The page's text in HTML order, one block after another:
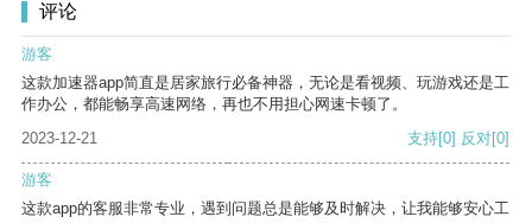
评论
游客
这款加速器app简直是居家旅行必备神器，无论是看视频、玩游戏还是工
作办公，都能畅享高速网络，再也不用担心网速卡顿了。
2023-12-21
支持[0] 反对[0]
游客
这款app的客服非常专业，遇到问题总是能够及时解决，让我能够安心工